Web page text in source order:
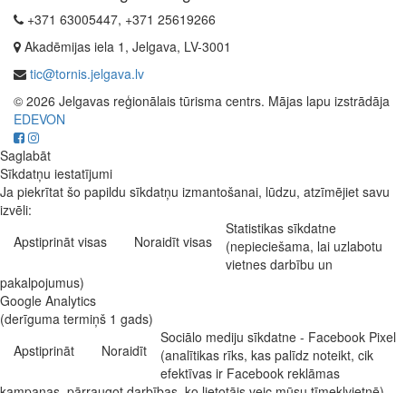
+371 63005447, +371 25619266
Akadēmijas iela 1, Jelgava, LV-3001
tic@tornis.jelgava.lv
© 2026 Jelgavas reģionālais tūrisma centrs. Mājas lapu izstrādāja
EDEVON
Saglabāt
Sīkdatņu iestatījumi
Ja piekrītat šo papildu sīkdatņu izmantošanai, lūdzu, atzīmējiet savu
izvēli:
Apstiprināt visas
Noraidīt visas
Statistikas sīkdatne
(nepieciešama, lai uzlabotu
vietnes darbību un
pakalpojumus)
Google Analytics
(derīguma termiņš 1 gads)
Apstiprināt
Noraidīt
Sociālo mediju sīkdatne - Facebook Pixel
(analītikas rīks, kas palīdz noteikt, cik
efektīvas ir Facebook reklāmas